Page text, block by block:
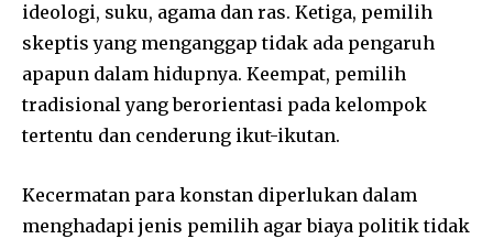
ideologi, suku, agama dan ras. Ketiga, pemilih
skeptis yang menganggap tidak ada pengaruh
apapun dalam hidupnya. Keempat, pemilih
tradisional yang berorientasi pada kelompok
tertentu dan cenderung ikut-ikutan.
Kecermatan para konstan diperlukan dalam
menghadapi jenis pemilih agar biaya politik tidak